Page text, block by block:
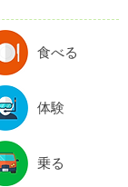
食べる
体験
乗る